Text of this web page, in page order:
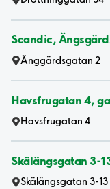
Scandic,
Änggärdsgatan 2
Havsfrugatan 4,
Havsfrugatan 4
Skälängsgatan 3-
Skälängsgatan 3-13